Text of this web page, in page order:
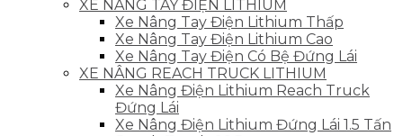
XE NÂNG TAY ĐIỆN LITHIUM
Xe Nâng Tay Điện Lithium Thấp
Xe Nâng Tay Điện Lithium Cao
Xe Nâng Tay Điện Có Bệ Đứng Lái
XE NÂNG REACH TRUCK LITHIUM
Xe Nâng Điện Lithium Reach Truck
Đứng Lái
Xe Nâng Điện Lithium Đứng Lái 1.5 Tấn